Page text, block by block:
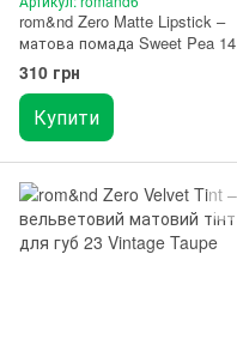
rom&nd Zero Matte Lipstick –
матова помада Sweet Pea 14
310 грн
Купити